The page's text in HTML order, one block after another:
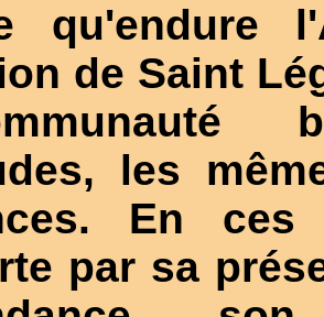
qu'endure
de Saint
les
En
par sa